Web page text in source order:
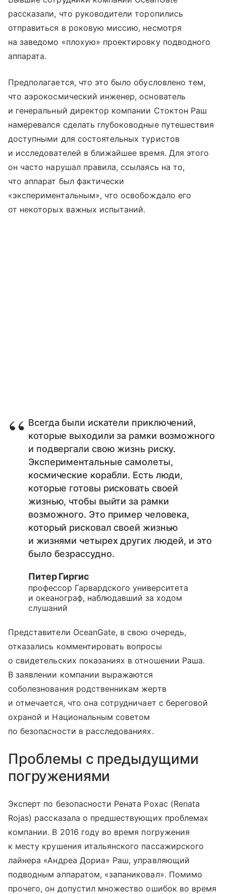
рассказали, что руководители торопились
отправиться в роковую миссию, несмотря
на заведомо «плохую» проектировку подводного
аппарата.
Предполагается, что это было обусловлено тем,
что аэрокосмический инженер, основатель
и генеральный директор компании Стоктон Раш
намеревался сделать глубоководные путешествия
доступными для состоятельных туристов
и исследователей в ближайшее время. Для этого
он часто нарушал правила, ссылаясь на то,
что аппарат был фактически
«экспериментальным», что освобождало его
от некоторых важных испытаний.
Всегда были искатели приключений,
которые выходили за рамки возможного
и подвергали свою жизнь риску.
Экспериментальные самолеты,
космические корабли. Есть люди,
которые готовы рисковать своей
жизнью, чтобы выйти за рамки
возможного. Это пример человека,
который рисковал своей жизнью
и жизнями четырех других людей, и это
было безрассудно.
Питер Гиргис
профессор Гарвардского университета
и океанограф, наблюдавший за ходом
слушаний
Представители OceanGate, в свою очередь,
отказались комментировать вопросы
о свидетельских показаниях в отношении Раша.
В заявлении компании выражаются
соболезнования родственникам жертв
и отмечается, что она сотрудничает с береговой
охраной и Национальным советом
по безопасности в расследованиях.
Проблемы с предыдущими
погружениями
Эксперт по безопасности Рената Рохас (Renata
Rojas) рассказала о предшествующих проблемах
компании. В 2016 году во время погружения
к месту крушения итальянского пассажирского
лайнера «Андреа Дориа» Раш, управляющий
подводным аппаратом, «запаниковал». Помимо
прочего, он допустил множество ошибок во время